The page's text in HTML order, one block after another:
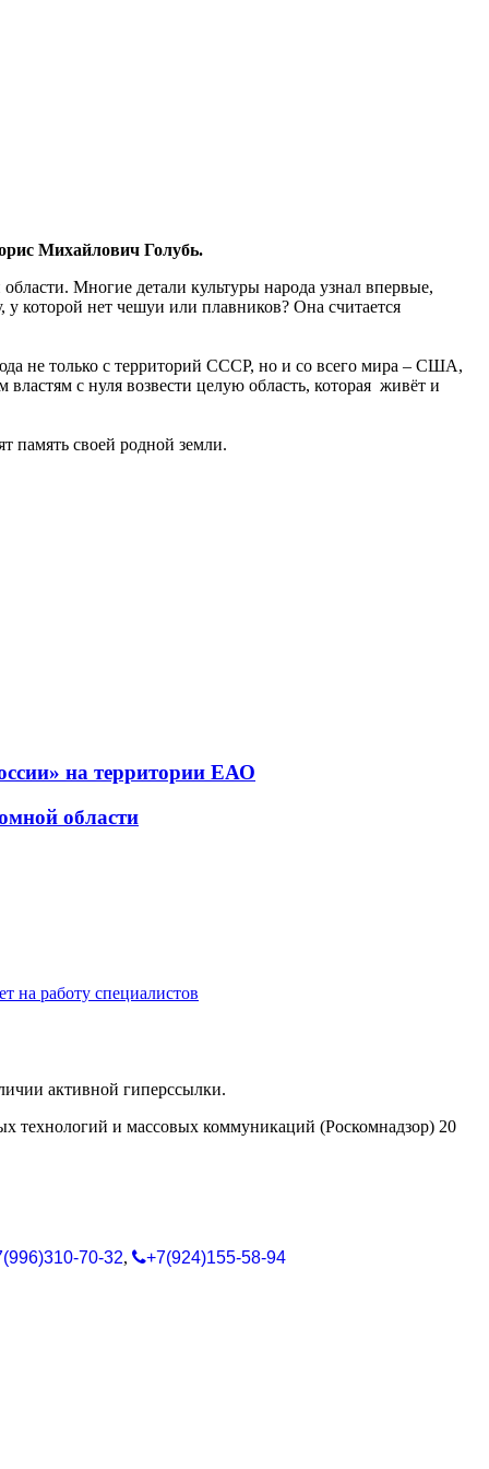
Михайлович Голубь.
Многие детали культуры народа узнал впервые,
которой нет чешуи или плавников? Она считается
не только с территорий СССР, но и со всего мира – США,
с нуля возвести целую область, которая живёт и
память своей родной земли.
на территории ЕАО
области
на работу специалистов
активной гиперссылки.
технологий и массовых коммуникаций (Роскомнадзор) 20
70-32, +7(924)155-58-94